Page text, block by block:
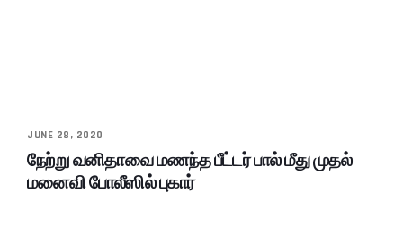
JUNE 28, 2020
நேற்று வனிதாவை மணந்த பீட்டர் பால் மீது முதல்
மனைவி போலீஸில் புகார்